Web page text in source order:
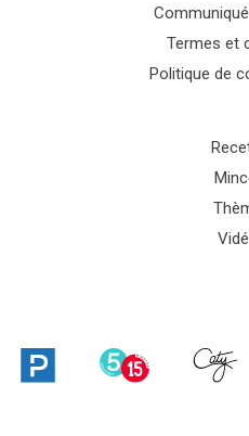
Termes et
Politique de